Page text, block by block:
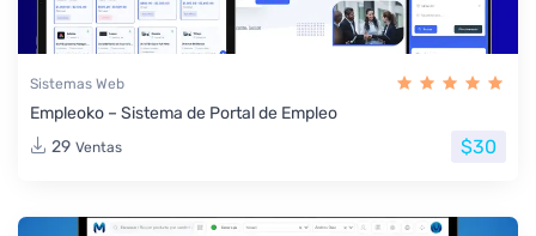
Sistemas Web
Empleoko – Sistema de Portal de Empleo
29 Ventas $30